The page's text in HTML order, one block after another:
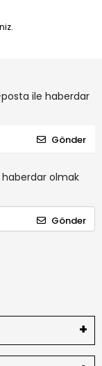
ile haberdar
Gönder
olmak
Gönder